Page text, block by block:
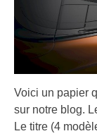
Voici un papier
sur notre blog.
Le titre (4